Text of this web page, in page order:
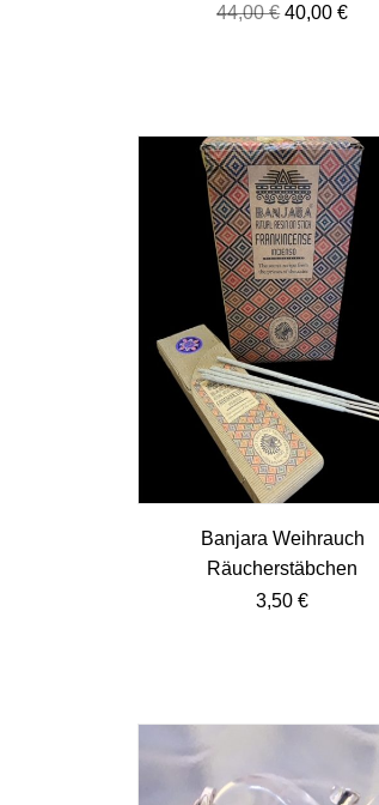
44,00€ 40,00€
Banjara Weihrauch
Räucherstäbchen
3,50€